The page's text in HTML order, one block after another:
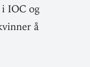
IOC og
å